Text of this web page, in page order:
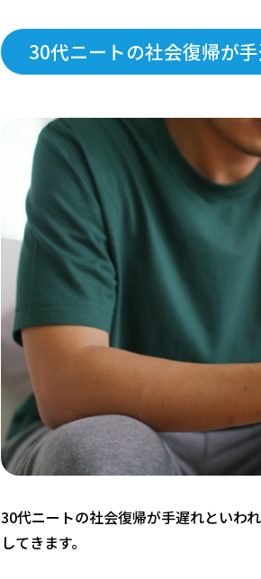
30代ニートの社会復帰が
30代ニートの社会復帰が手遅れといわ
してきます。